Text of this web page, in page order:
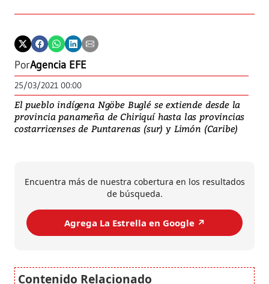
PorAgencia EFE
25/03/2021 00:00
El pueblo indígena Ngöbe Buglé se extiende desde la
provincia panameña de Chiriquí hasta las provincias
costarricenses de Puntarenas (sur) y Limón (Caribe)
Encuentra más de nuestra cobertura en los resultados
de búsqueda.
Agrega La Estrella en Google ↗️